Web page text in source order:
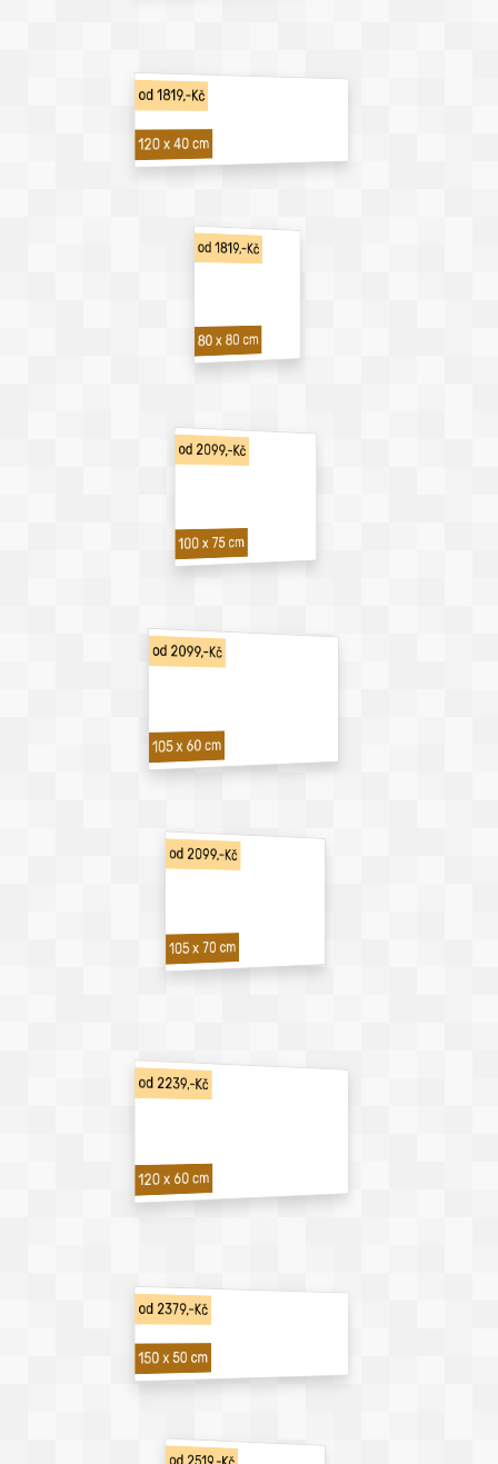
od 1819,-Kč
120 x 40 cm
od 1819,-Kč
80 x 80 cm
od 2099,-Kč
100 x 75 cm
od 2099,-Kč
105 x 60 cm
od 2099,-Kč
105 x 70 cm
od 2239,-Kč
120 x 60 cm
od 2379,-Kč
150 x 50 cm